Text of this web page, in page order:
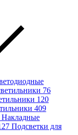
76
120
409
Накладные
Подсветки для